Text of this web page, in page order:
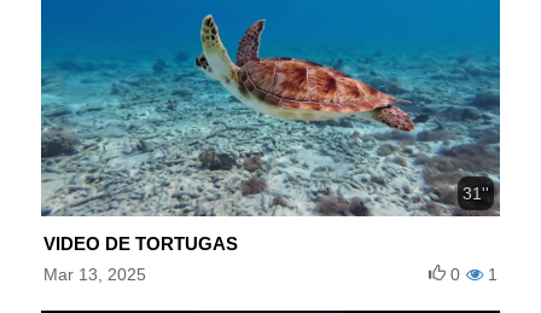
31''
VIDEO DE TORTUGAS
Mar 13, 2025 1
0